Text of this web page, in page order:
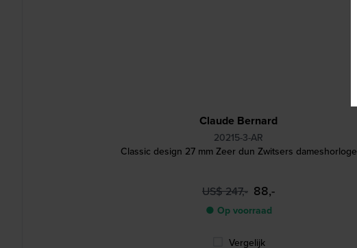
Claude Bernard
20215-3-AR
Classic design 27 mm Zeer dun Zwitsers dameshorloge
US$ 247,- 88,-
● Op voorraad
Vergelijk